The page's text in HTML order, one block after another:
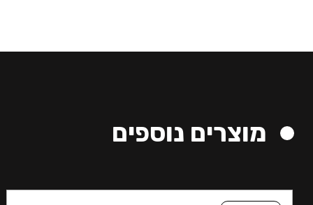
מוצרים נוספים